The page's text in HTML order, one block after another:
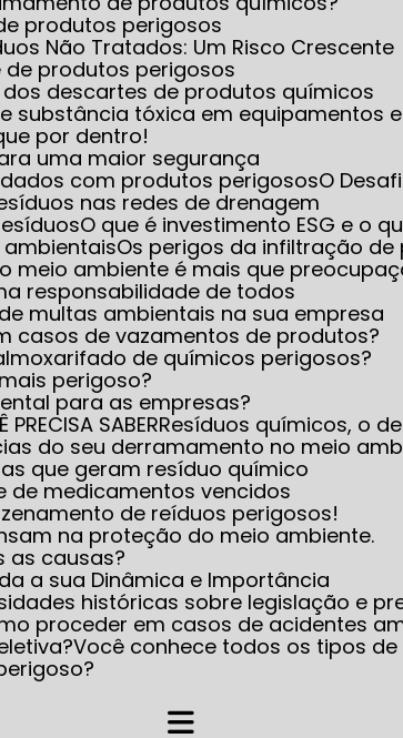
produtos perigosos
Não Tratados: Um Risco Crescente
produtos perigosos
descartes de produtos químicos
substância tóxica em equipamentos
por dentro!
uma maior segurança
com produtos perigosos
O
nas redes de drenagem
O que é investimento ESG e o
ambientais
Os perigos da infiltração
meio ambiente é mais que
responsabilidade de todos
multas ambientais na sua empresa
casos de vazamentos de produtos?
de químicos perigosos?
perigoso?
para as empresas?
PRECISA SABER Resíduos químicos, o
do seu derramamento no meio
que geram resíduo químico
de medicamentos vencidos
de reíduos perigosos!
na proteção do meio ambiente.
as causas?
a sua Dinâmica e Importância
históricas sobre legislação e
proceder em casos de acidentes
Você conhece todos os tipos